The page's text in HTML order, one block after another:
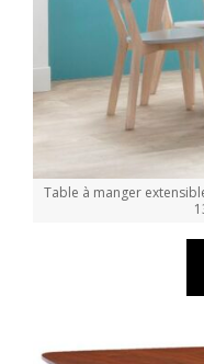
Table à manger